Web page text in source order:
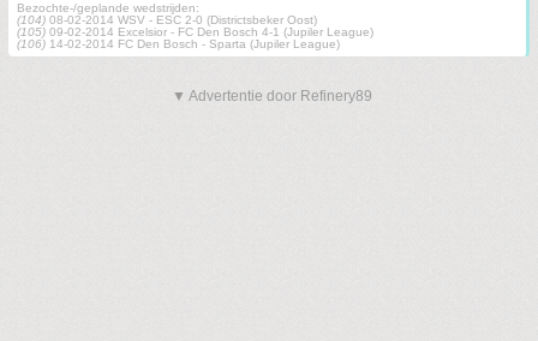
Bezochte-/geplande wedstrijden:
(104) 08-02-2014 WSV - ESC 2-0 (Districtsbeker Oost)
(105) 09-02-2014 Excelsior - FC Den Bosch 4-1 (Jupiler League)
(106) 14-02-2014 FC Den Bosch - Sparta (Jupiler League)
▼ Advertentie door Refinery89